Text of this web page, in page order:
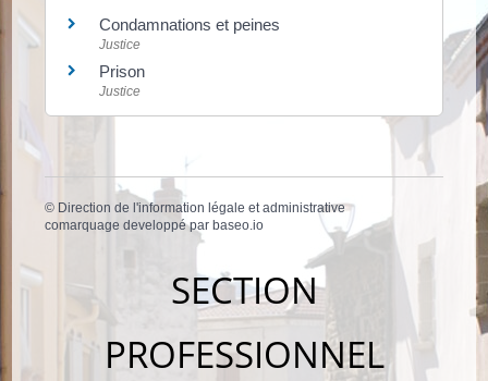
Condamnations et peines
Justice
Prison
Justice
© Direction de l'information légale et administrative
comarquage developpé par baseo.io
SECTION
PROFESSIONNEL